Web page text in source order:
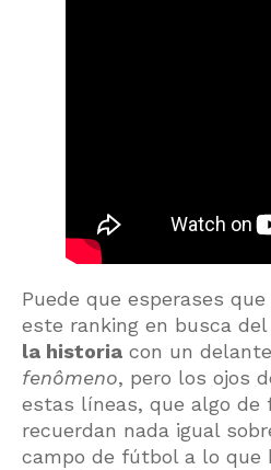
Puede que esperases
este ranking en busca del
la historia con un
fenômeno, pero los ojos
estas líneas, que algo de
recuerdan nada igual
campo de fútbol a lo que